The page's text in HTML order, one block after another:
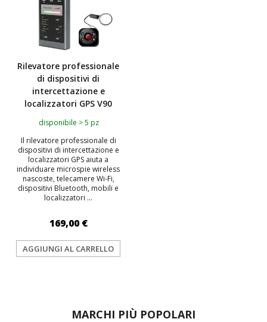
Rilevatore professionale
di dispositivi di
intercettazione e
localizzatori GPS V90
disponibile > 5 pz
Il rilevatore professionale di
dispositivi di intercettazione e
localizzatori GPS aiuta a
individuare microspie wireless
nascoste, telecamere Wi-Fi,
dispositivi Bluetooth, mobili e
localizzatori ...
169,00 €
AGGIUNGI AL CARRELLO
MARCHI PIÙ POPOLARI